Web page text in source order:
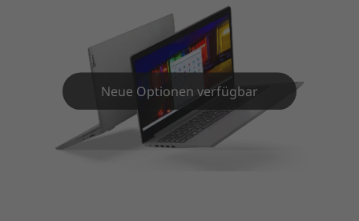
Neue Optionen verfügbar